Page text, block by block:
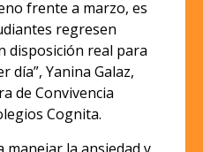
frente a marzo, es
regresen
disposición real para
día”, Yanina Galaz,
de Convivencia
Cognita.
manejar la ansiedad y